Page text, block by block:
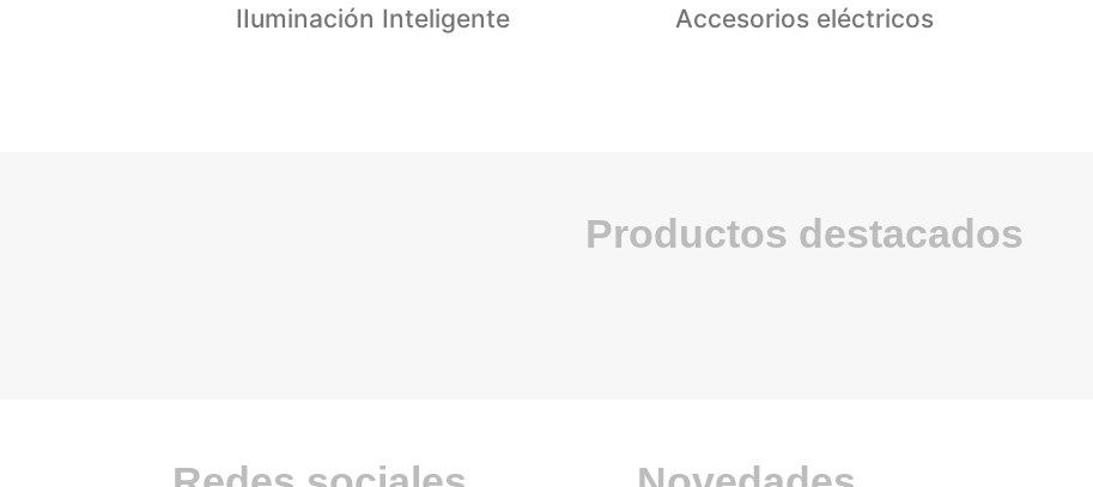
IIuminación Inteligente Accesorios eléctricos
Productos destacados